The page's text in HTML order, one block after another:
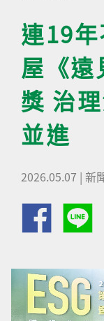
連19
屋《遠
獎 治
並進
2026.05.07 | 新